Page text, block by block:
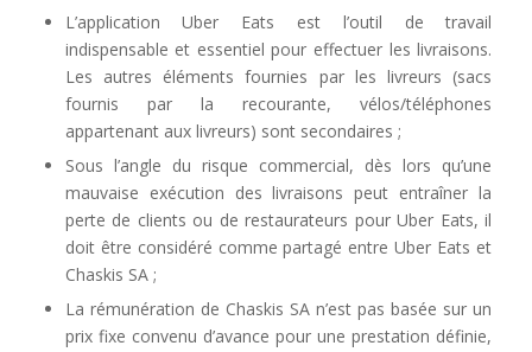
L’application Uber Eats est l’outil de travail
indispensable et essentiel pour effectuer les livraisons.
Les autres éléments fournies par les livreurs (sacs
fournis par la recourante, vélos/téléphones
appartenant aux livreurs) sont secondaires ;
Sous l’angle du risque commercial, dès lors qu’une
mauvaise exécution des livraisons peut entraîner la
perte de clients ou de restaurateurs pour Uber Eats, il
doit être considéré comme partagé entre Uber Eats et
Chaskis SA ;
La rémunération de Chaskis SA n’est pas basée sur un
prix fixe convenu d’avance pour une prestation définie,